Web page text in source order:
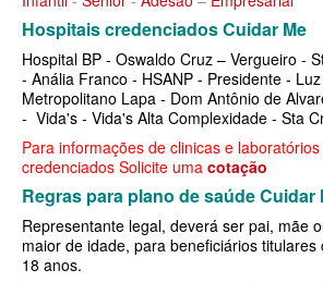
PLENA PLANO DE SAÚDE EMPRESARIAL
PORTO SEGURO PLANO DE SAÚDE
SAMED PLANO DE SAÚDE EMPRESARIAL
SANTA CASA DE MAUÁ PLANO DE SAÚDE
SANTARIS PLANO DE SAÚDE EMPRESARIAL
SANTA HELENA PLANO DE SAÚDE
PLANO DE SAÚDE INDIVIDUAL
BIO SAÚDE PLANO DE SAÚDE INDIVIDUAL
Hospitais credenciados Cuidar Me
Hospital BP - Oswaldo Cruz – Vergueiro -
- Anália Franco - HSANP - Presidente -
Metropolitano Lapa - Dom Antônio de
- Vida's - Vida's Alta Complexidade - Sta
Para informações de clinicas e laboratórios
credenciados Solicite uma cotação
Regras para plano de saúde Cuidar
Representante legal, deverá ser pai, mãe
maior de idade, para beneficiários
18 anos.